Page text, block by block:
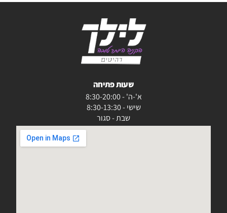
שעות פתיחה
א'-ה' - 8:30-20:00
שישי - 8:30-13:30
שבת - סגור